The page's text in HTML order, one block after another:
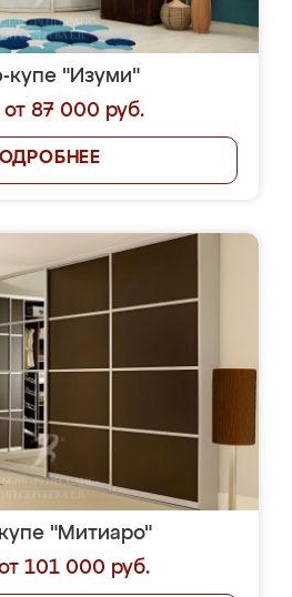
купе "Изуми"
от 87 000 руб.
"Митиаро"
101 000 руб.